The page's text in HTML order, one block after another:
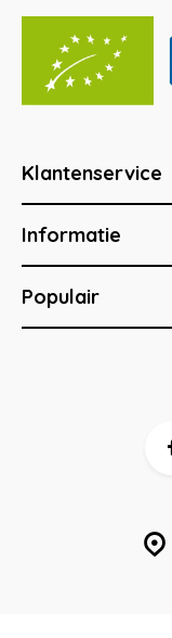
Klantenservice
Informatie
Populair